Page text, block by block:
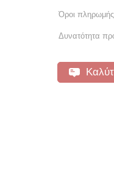
Όροι
Δυνατότητα